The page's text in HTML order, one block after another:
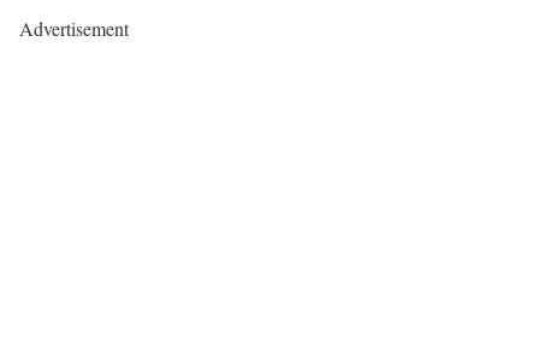
Advertisement